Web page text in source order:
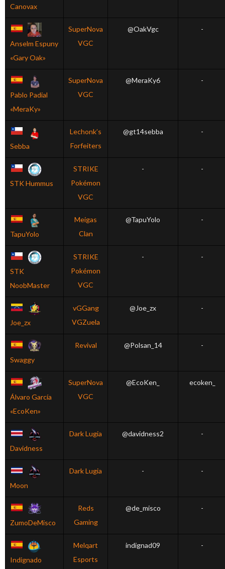
Canovax
Anselm Espuny
«Gary Oak»
SuperNova
VGC
@OakVgc -
Pablo Padial
«MeraKy»
SuperNova
VGC
@MeraKy6 -
Sebba
Lechonk’s
Forfeiters
@gt14sebba -
STK Hummus
STRIKE
Pokémon
VGC
- -
TapuYolo
Meigas
Clan
@TapuYolo -
STK
NoobMaster
STRIKE
Pokémon
VGC
- -
Joe_zx
vGGang
VGZuela
@Joe_zx -
Swaggy
Revival @Polsan_14 -
Álvaro García
«EcoKen»
SuperNova
VGC
@EcoKen_ ecoken_
Davidness
Dark Lugia @davidness2 -
Moon
Dark Lugia - -
ZumoDeMisco
Reds
Gaming
@de_misco -
Indignado
Melqart
Esports
indignad09 -